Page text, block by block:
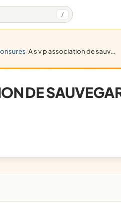
/
monsures/ a s v p association de sauvegarde et de valorisation du patrimoine
DE